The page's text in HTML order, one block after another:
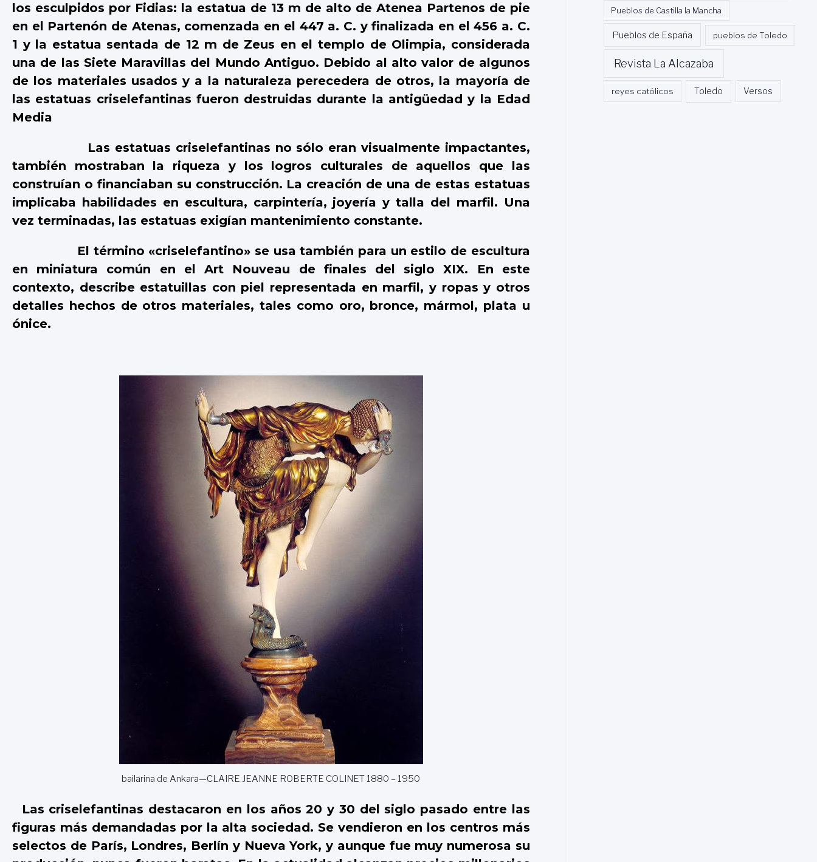
los esculpidos por Fidias: la estatua de 13 m de alto de Atenea Partenos de pie
en el Partenón de Atenas, comenzada en el 447 a. C. y finalizada en el 456 a. C.
1 y la estatua sentada de 12 m de Zeus en el templo de Olimpia, considerada
una de las Siete Maravillas del Mundo Antiguo. Debido al alto valor de algunos
de los materiales usados y a la naturaleza perecedera de otros, la mayoría de
las estatuas criselefantinas fueron destruidas durante la antigüedad y la Edad
Media
Las estatuas criselefantinas no sólo eran visualmente impactantes,
también mostraban la riqueza y los logros culturales de aquellos que las
construían o financiaban su construcción. La creación de una de estas estatuas
implicaba habilidades en escultura, carpintería, joyería y talla del marfil. Una
vez terminadas, las estatuas exigían mantenimiento constante.
El término «criselefantino» se usa también para un estilo de escultura
en miniatura común en el Art Nouveau de finales del siglo XIX. En este
contexto, describe estatuillas con piel representada en marfil, y ropas y otros
detalles hechos de otros materiales, tales como oro, bronce, mármol, plata u
ónice.
bailarina de Ankara—CLAIRE JEANNE ROBERTE COLINET 1880 – 1950
Las criselefantinas destacaron en los años 20 y 30 del siglo pasado entre las
figuras más demandadas por la alta sociedad. Se vendieron en los centros más
selectos de París, Londres, Berlín y Nueva York, y aunque fue muy numerosa su
Pueblos de Castilla la Mancha
Pueblos de España pueblos de Toledo
Revista La Alcazaba
reyes católicos Toledo Versos